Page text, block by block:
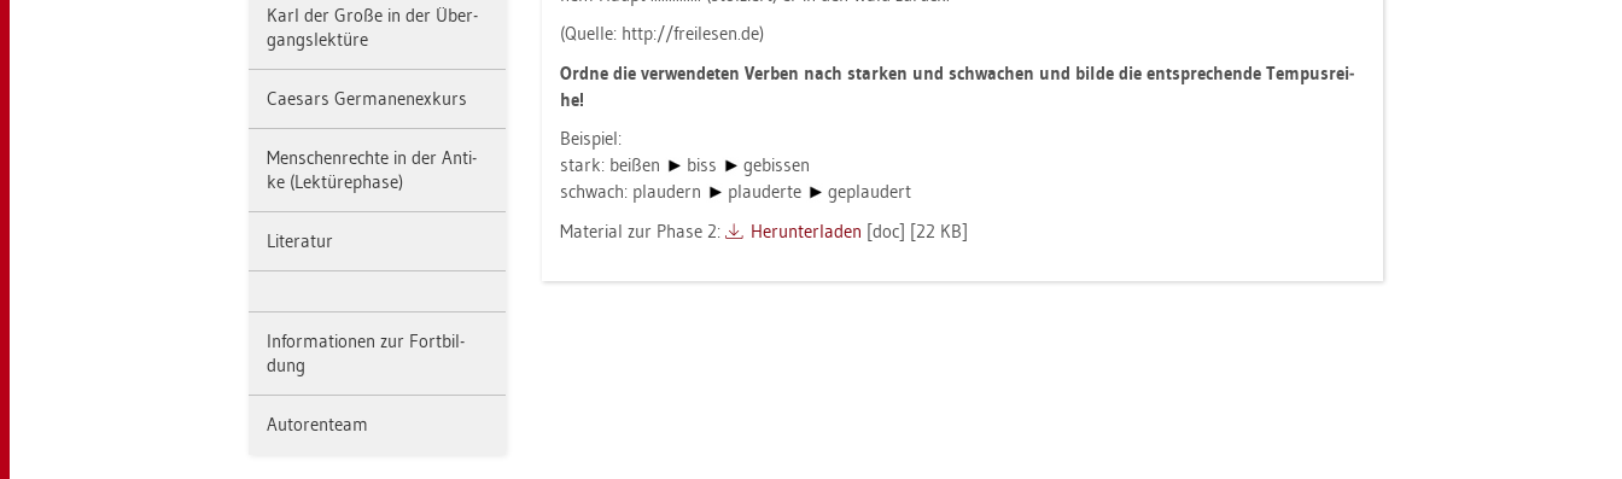
Karl der Große in der Über­
gangs­lek­tü­re
Cae­sars Ger­ma­nen­ex­kurs
Men­schen­rech­te in der An­ti­
ke (Lek­tü­re­pha­se)
Li­te­ra­tur
In­for­ma­tio­nen zur Fort­bil­
dung
Au­to­ren­team
(Quel­le: http://​frei­le­sen.​de)
Ordne die ver­wen­de­ten Ver­ben nach star­ken und schwa­chen und bilde die ent­spre­chen­de Tem­pus­rei­
he!
Bei­spiel:
stark: bei­ßen
biss
ge­bis­sen
schwach: plau­dern
plau­der­te
ge­plau­dert
Ma­te­ri­al zur Phase 2:
Her­un­ter­la­den [doc] [22 KB]